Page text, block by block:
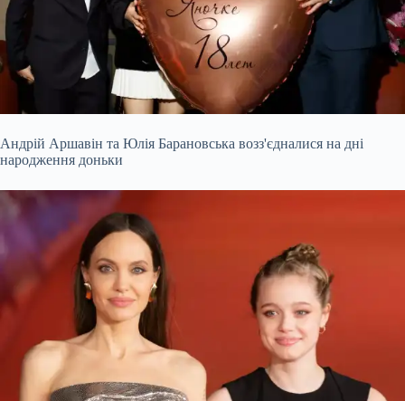
Андрій Аршавін та Юлія Барановська возз'єдналися на дні
народження доньки